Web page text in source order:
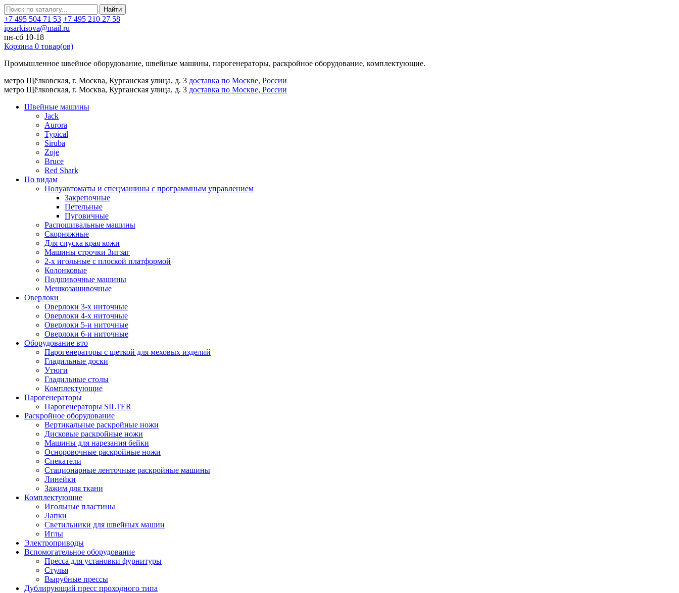
Найти
+7 495 504 71 53 +7 495 210 27 58
ipsarkisova@mail.ru
пн-сб 10-18
Корзина 0 товар(ов)
Промышленное швейное оборудование, швейные машины, парогенераторы, раскройное оборудование, комплектующие.
метро Щёлковская, г. Москва, Курганская улица, д. 3 доставка по Москве, России
метро Щёлковская, г. Москва, Курганская улица, д. 3 доставка по Москве, России
Швейные машины
Jack
Aurora
Typical
Siruba
Zoje
Bruce
Red Shark
По видам
Полуавтоматы и спецмашины с программным управлением
Закрепочные
Петельные
Пуговичные
Распошивальные машины
Скорняжные
Для спуска края кожи
Машины строчки Зигзаг
2-х игольные с плоской платформой
Колонковые
Подшивочные машины
Мешкозашивочные
Оверлоки
Оверлоки 3-х ниточные
Оверлоки 4-х ниточные
Оверлоки 5-и ниточные
Оверлоки 6-и ниточные
Оборудование вто
Парогенераторы с щеткой для меховых изделий
Гладильные доски
Утюги
Гладильные столы
Комплектующие
Парогенераторы
Парогенераторы SILTER
Раскройное оборудование
Вертикальные раскройные ножи
Дисковые раскройные ножи
Машины для нарезания бейки
Осноровочные раскройные ножи
Спекатели
Стационарные ленточные раскройные машины
Линейки
Зажим для ткани
Комплектующие
Игольные пластины
Лапки
Светильники для швейных машин
Иглы
Электроприводы
Вспомогательное оборудование
Пресса для установки фурнитуры
Стулья
Вырубные прессы
Дублирующий пресс проходного типа